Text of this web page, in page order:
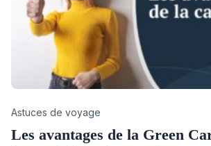
Category
Astuces de voyage
Les avantages de la Green